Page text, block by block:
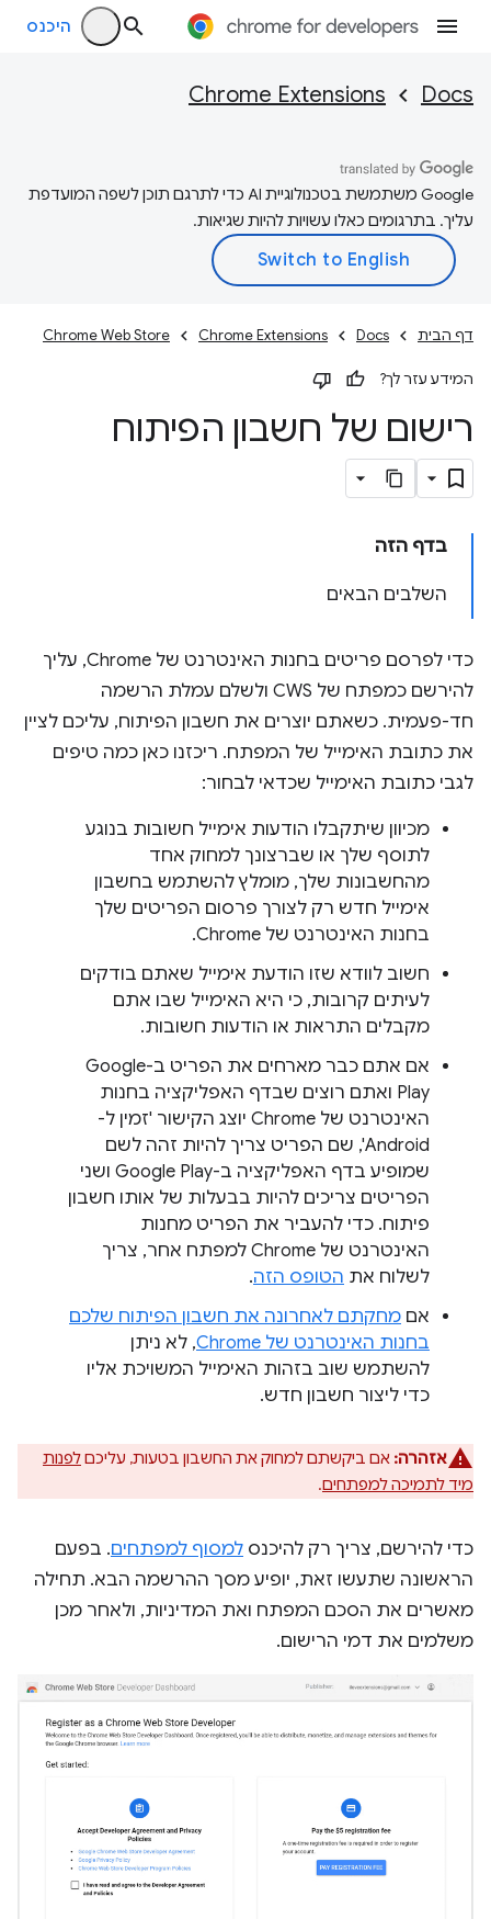
היכנס
Docs
Chrome Extensions
‫Google משתמשת בטכנולוגיית AI כדי לתרגם תוכן לשפה המועדפת
עליך. בתרגומים כאלו עשויות להיות שגיאות.
דף הבית Docs
Chrome Extensions
Chrome Web Store
המידע עזר לך?
רישום של חשבון הפיתוח
בדף הזה
השלבים הבאים
כדי לפרסם פריטים בחנות האינטרנט של Chrome, עליך
להירשם כמפתח של CWS ולשלם עמלת הרשמה
חד-פעמית. כשאתם יוצרים את חשבון הפיתוח, עליכם לציין
את כתובת האימייל של המפתח. ריכזנו כאן כמה טיפים
לגבי כתובת האימייל שכדאי לבחור:
מכיוון שיתקבלו הודעות אימייל חשובות בנוגע
לתוסף שלך או שברצונך למחוק אחד
מהחשבונות שלך, מומלץ להשתמש בחשבון
אימייל חדש רק לצורך פרסום הפריטים שלך
בחנות האינטרנט של Chrome.
חשוב לוודא שזו הודעת אימייל שאתם בודקים
לעיתים קרובות, כי היא האימייל שבו אתם
מקבלים התראות או הודעות חשובות.
אם אתם כבר מארחים את הפריט ב-Google
Play ואתם רוצים שבדף האפליקציה בחנות
האינטרנט של Chrome יוצג הקישור 'זמין ל-
Android', שם הפריט צריך להיות זהה לשם
שמופיע בדף האפליקציה ב-Google Play ושני
הפריטים צריכים להיות בבעלות של אותו חשבון
פיתוח. כדי להעביר את הפריט מחנות
האינטרנט של Chrome למפתח אחר, צריך
לשלוח את הטופס הזה.
אם מחקתם לאחרונה את חשבון הפיתוח שלכם
בחנות האינטרנט של Chrome
, לא ניתן
להשתמש שוב בזהות האימייל המשויכת אליו
כדי ליצור חשבון חדש.
אזהרה: אם ביקשתם למחוק את החשבון בטעות, עליכםלפנות
מיד לתמיכה למפתחים.
כדי להירשם, צריך רק להיכנס למסוף למפתחים. בפעם
הראשונה שתעשו זאת, יופיע מסך ההרשמה הבא. תחילה
מאשרים את הסכם המפתח ואת המדיניות, ולאחר מכן
משלמים את דמי הרישום.